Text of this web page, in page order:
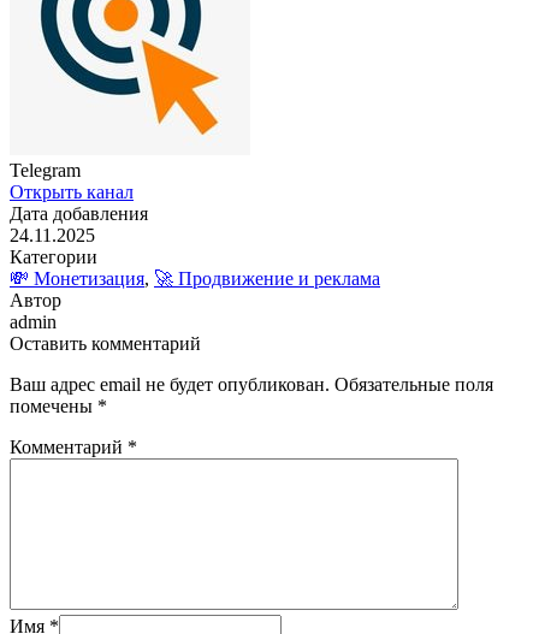
Telegram
Открыть канал
Дата добавления
24.11.2025
Категории
💸 Монетизация, 🚀 Продвижение и реклама
Автор
admin
Оставить комментарий
Ваш адрес email не будет опубликован. Обязательные поля
помечены *
Комментарий *
Имя *